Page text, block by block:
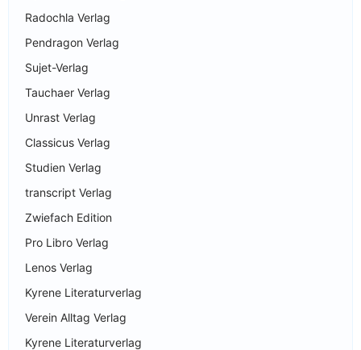
Radochla Verlag
Pendragon Verlag
Sujet-Verlag
Tauchaer Verlag
Unrast Verlag
Classicus Verlag
Studien Verlag
transcript Verlag
Zwiefach Edition
Pro Libro Verlag
Lenos Verlag
Kyrene Literaturverlag
Verein Alltag Verlag
Kyrene Literaturverlag